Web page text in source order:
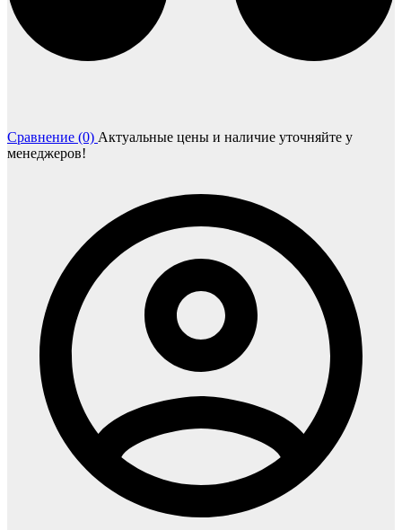
Сравнение (0) Актуальные цены и наличие уточняйте у
менеджеров!